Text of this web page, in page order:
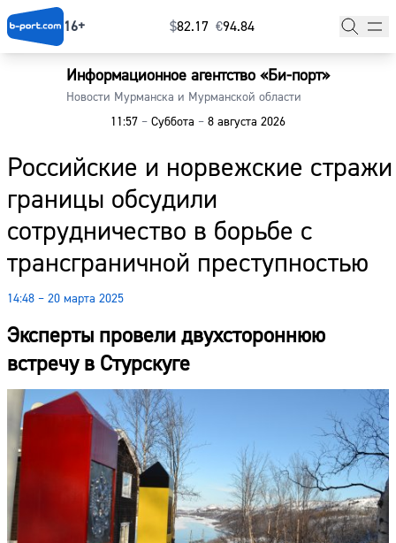
16+ $⁠82.17 €⁠94.84
Информационное агентство «Би-порт»
Новости Мурманска и Мурманской области
11:57 – Суббота – 8 августа 2026
Российские и норвежские стражи
границы обсудили
сотрудничество в борьбе с
трансграничной преступностью
14:48 – 20 марта 2025
Эксперты провели двухстороннюю
встречу в Стурскуге
Главная
Наши гости
Фоторепортажи
Погода
Курсы валют